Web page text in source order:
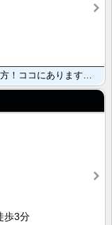
◇◆◇『渋谷・原宿』界隈でお部屋をお探しの方！ココにあります！◇◆◇ ～やっぱ住むなら流行･･･
歩3分